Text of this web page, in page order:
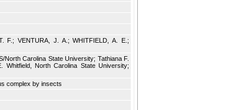
F.; VENTURA, J. A.; WHITFIELD, A. E.;
North Carolina State University; Tathiana F.
Whitfield, North Carolina State University;
complex by insects